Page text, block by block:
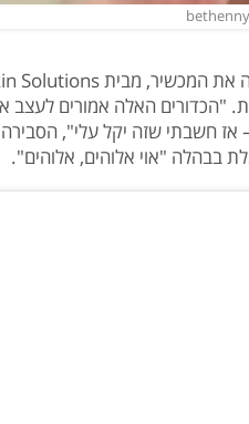
האלה אמורים לעצב את
אז חשבתי שזה יקל עלי",
בבהלה "אוי אלוהים, אלוהים".